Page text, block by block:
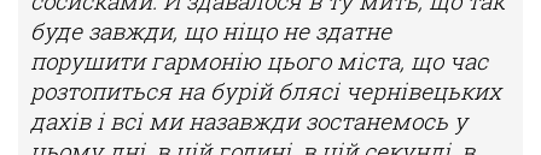
буде завжди, що ніщо не здатне
порушити гармонію цього міста, що час
розтопиться на бурій блясі чернівецьких
дахів і всі ми назавжди зостанемось у